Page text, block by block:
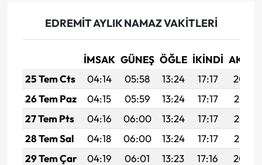
EDREMİT AYLIK NAMAZ VAKITLERI
İMSAK GÜNEŞ ÖĞLE İKINDI
25 Tem Cts
04:14 05:58 13:24 17:17
20:39
26 Tem Paz
04:15 05:59 13:24 17:17
20:38
27 Tem Pts
04:16 06:00 13:24 17:17
20:37
28 Tem Sal
04:18 06:00 13:24 17:17
20:37
29 Tem Çar
04:19 06:01 13:23 17:16
20:36